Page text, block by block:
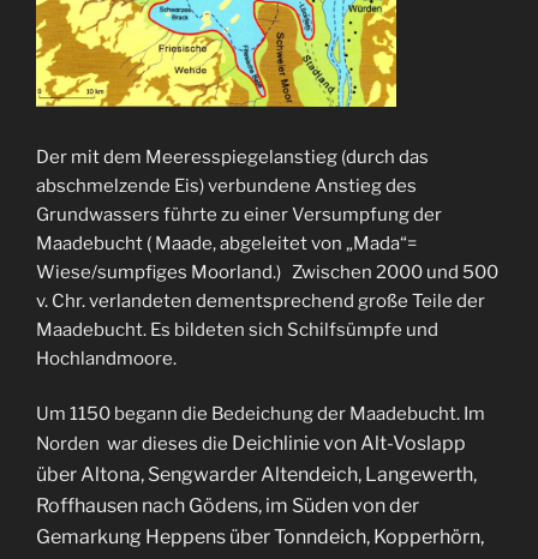
Der mit dem Meeresspiegelanstieg (durch das
abschmelzende Eis) verbundene Anstieg des
Grundwassers führte zu einer Versumpfung der
Maadebucht ( Maade, abgeleitet von „Mada“=
Wiese/sumpfiges Moorland.) Zwischen 2000 und 500
v. Chr. verlandeten dementsprechend große Teile der
Maadebucht. Es bildeten sich Schilfsümpfe und
Hochlandmoore.
Um 1150 begann die Bedeichung der Maadebucht. Im
Norden war dieses die Deichlinie von Alt-Voslapp
über Altona, Sengwarder Altendeich, Langewerth,
Roffhausen nach Gödens, im Süden von der
Gemarkung Heppens über Tonndeich, Kopperhörn,